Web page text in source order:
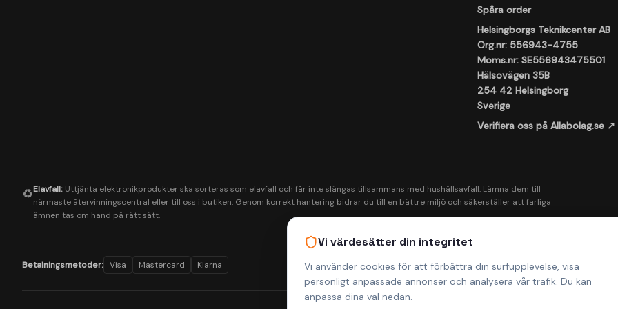
Vi värdesätter din integritet
Vi använder cookies för att förbättra din surfupplevelse, visa
personligt anpassade annonser och analysera vår trafik. Du kan
anpassa dina val nedan.
Spåra order
Helsingborgs Teknikcenter AB
Org.nr: 556943-4755
Moms.nr: SE556943475501
Hälsovägen 35B
254 42 Helsingborg
Sverige
Verifiera oss på Allabolag.se ↗
♻️Elavfall: Uttjänta elektronikprodukter ska sorteras som elavfall och får inte slängas tillsammans med hushållsavfall. Lämna dem till
närmaste återvinningscentral eller till oss i butiken. Genom korrekt hantering bidrar du till en bättre miljö och säkerställer att farliga
ämnen tas om hand på rätt sätt.
Betalningsmetoder: Visa Mastercard Klarna